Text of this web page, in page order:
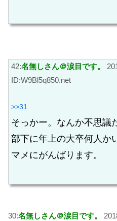
42:名無しさん＠涙目です。
ID:W9Bl5q850.net
>>31
そっかー。なんか不思議
部下に年上の大卒何人か
マメにがんばります。
30:名無しさん＠涙目です。